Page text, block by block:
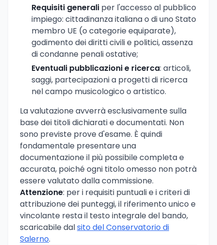
Requisiti generali per l'accesso al pubblico
impiego: cittadinanza italiana o di uno Stato
membro UE (o categorie equiparate),
godimento dei diritti civili e politici, assenza
di condanne penali ostative;
Eventuali pubblicazioni e ricerca: articoli,
saggi, partecipazioni a progetti di ricerca
nel campo musicologico o artistico.
La valutazione avverrà esclusivamente sulla
base dei titoli dichiarati e documentati. Non
sono previste prove d'esame. È quindi
fondamentale presentare una
documentazione il più possibile completa e
accurata, poiché ogni titolo omesso non potrà
essere valutato dalla commissione.
Attenzione: per i requisiti puntuali e i criteri di
attribuzione dei punteggi, il riferimento unico e
vincolante resta il testo integrale del bando,
scaricabile dalsito del Conservatorio di
Salerno.